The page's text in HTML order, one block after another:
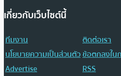
เกี่ยวกับเว็บไซต์นี้
ทีมงาน
ติดต่อเรา
นโยบายความเป็นส่วนตัวข้อตกลงใน
Advertise
RSS